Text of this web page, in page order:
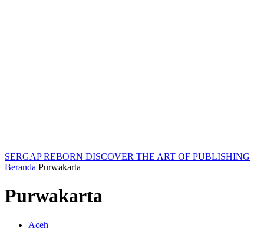
SERGAP REBORN DISCOVER THE ART OF PUBLISHING
Beranda Purwakarta
Purwakarta
Aceh